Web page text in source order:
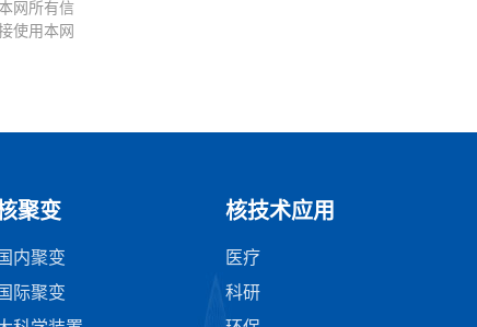
网所有信
使用本网
聚变
国内聚变
国际聚变
核技术应用
医疗
科研